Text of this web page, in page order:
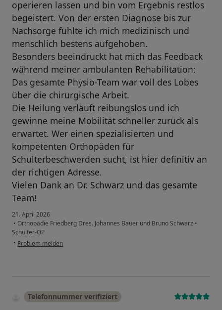
operieren lassen und bin vom Ergebnis restlos
begeistert. Von der ersten Diagnose bis zur
Nachsorge fühlte ich mich medizinisch und
menschlich bestens aufgehoben.
​Besonders beeindruckt hat mich das Feedback
während meiner ambulanten Rehabilitation:
Das gesamte Physio-Team war voll des Lobes
über die chirurgische Arbeit.
​Die Heilung verläuft reibungslos und ich
gewinne meine Mobilität schneller zurück als
erwartet. Wer einen spezialisierten und
kompetenten Orthopäden für
Schulterbeschwerden sucht, ist hier definitiv an
der richtigen Adresse.
​Vielen Dank an Dr. Schwarz und das gesamte
Team!
21. April 2026
• Orthopädie Friedberg Dres. Johannes Bauer und Bruno Schwarz •
Schulter-OP
• Problem melden
Telefonnummer verifiziert